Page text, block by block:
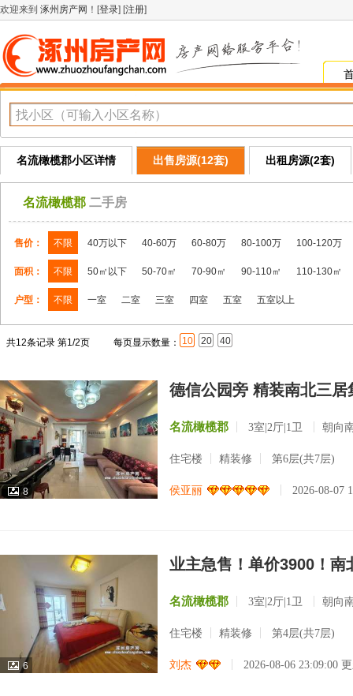
欢迎来到 涿州房产网 ！[登录] [注册]
名流橄榄郡小区详情 出售房源(12套) 出租房源(2套)
名流橄榄郡 二手房
售价： 不限 40万以下 40-60万 60-80万 80-100万 100-120万
面积： 不限 50㎡以下 50-70㎡ 70-90㎡ 90-110㎡ 110-130㎡
户型： 不限 一室 二室 三室 四室 五室 五室以上
共12条记录 第1/2页 每页显示数量： 10 20 40
8
德信公园旁 精装南北三
名流橄榄郡 3室|2厅|1卫 朝向
住宅楼 精装修 第6层(共7层)
侯亚丽 2026-08-07
6
业主急售！单价3900！
名流橄榄郡 3室|2厅|1卫 朝向
住宅楼 精装修 第4层(共7层)
刘杰 2026-08-06 23:09:00